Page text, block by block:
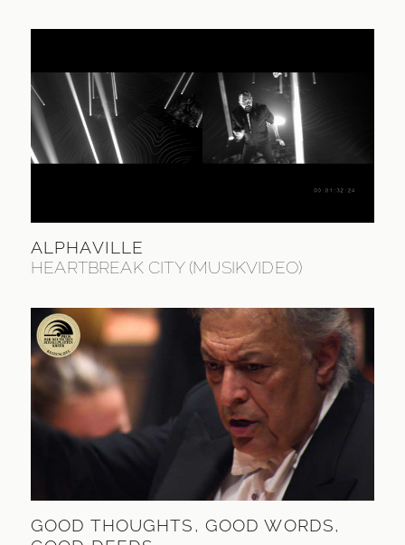
ALPHAVILLE
HEARTBREAK CITY (MUSIKVIDEO)
GOOD THOUGHTS, GOOD WORDS,